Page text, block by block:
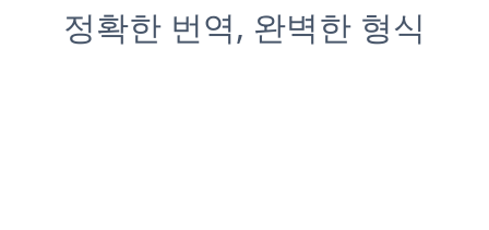
정확한 번역, 완벽한 형식